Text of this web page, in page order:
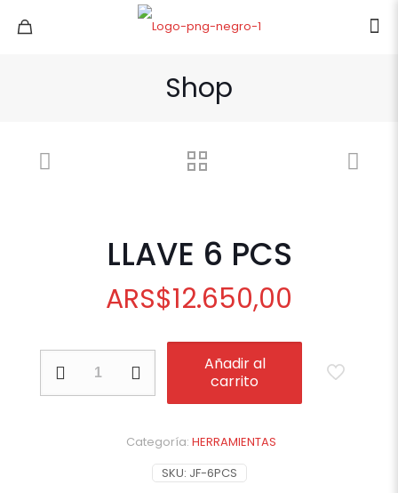
Shop
LLAVE 6 PCS
ARS$12.650,00
PCS
Añadir al
carrito
SKU: JF-6PCS
Categoría: HERRAMIENTAS